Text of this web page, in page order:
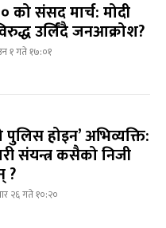
को संसद मार्च: मोदी
उर्लिंदै जनआक्रोश?
१ गते १७:०१
होइन’ अभिव्यक्ति:
संयन्त्र कसैको निजी
?
२६ गते १०:२०